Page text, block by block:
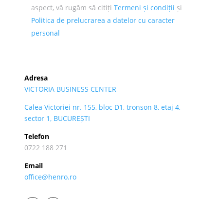
aspect, vă rugăm să citiți Termeni și condiții și
Politica de prelucrarea a datelor cu caracter
personal
Adresa
VICTORIA BUSINESS CENTER
Calea Victoriei nr. 155, bloc D1, tronson 8, etaj 4,
sector 1, BUCUREȘTI
Telefon
0722 188 271
Email
office@henro.ro